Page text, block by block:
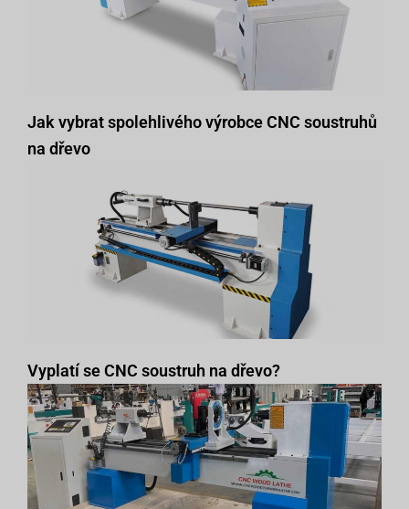
Jak vybrat spolehlivého výrobce CNC soustruhů
na dřevo
Vyplatí se CNC soustruh na dřevo?